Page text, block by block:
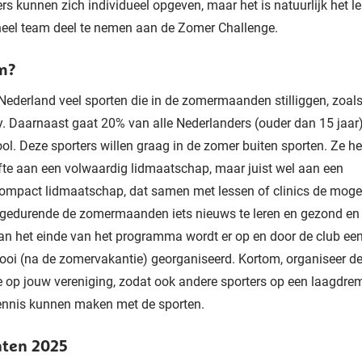
kunnen zich individueel opgeven, maar het is natuurlijk het
team deel te nemen aan de Zomer Challenge.
veel sporten die in de zomermaanden stilliggen,
Daarnaast gaat 20% van alle Nederlanders (ouder dan 15
Deze sporters willen graag in de zomer buiten sporten. Ze
aan een volwaardig lidmaatschap, maar juist wel aan een
lidmaatschap, dat samen met lessen of clinics de
de zomermaanden iets nieuws te leren en gezond
het einde van het programma wordt er op en door de club
(na de zomervakantie) georganiseerd. Kortom, organiseer
op jouw vereniging, zodat ook andere sporters op een
kunnen maken met de sporten.
2025